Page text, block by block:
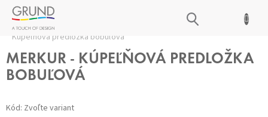
Prejsť
obsah
NÁKUPNÝ
Domov
/ Kúpeľňové predložky Všetky predložky
MERKUR -
Kúpeľňová predložka bobuľová
MERKUR - KÚPEĽŇOVÁ PREDLOŽKA
BOBUĽOVÁ
Kód: Zvoľte variant